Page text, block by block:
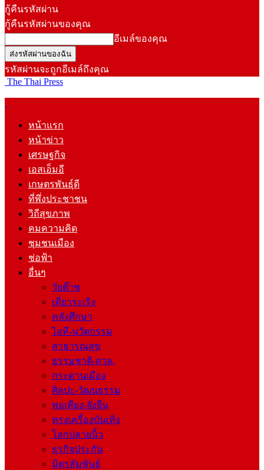
กู้คืนรหัสผ่าน
กู้คืนรหัสผ่านของคุณ
อีเมล์ของคุณ
รหัสผ่านจะถูกอีเมล์ถึงคุณ
The Thai Press
หน้าแรก
หน้าข่าว
เศรษฐกิจ
เอสเอ็มอี
เกษตรพันธุ์ดี
ที่พึ่งประชาชน
วิถีสุขภาพ
คมความคิด
ชุมชนเมือง
ช่อฟ้า
อื่นๆ
วัยต๊าช
เที่ยวระเริง
คลังศึกษา
ไอที-นวัตกรรม
สาธารณสุข
ธรรมชาติ-สวล.
กระดานเมือง
ศิลปะ-วัฒนธรรม
พอเพียง-ยั่งยืน
ทรงเครื่องบันเทิง
โลกปลายนิ้ว
ธุรกิจประกัน
มิตรสัมพันธ์